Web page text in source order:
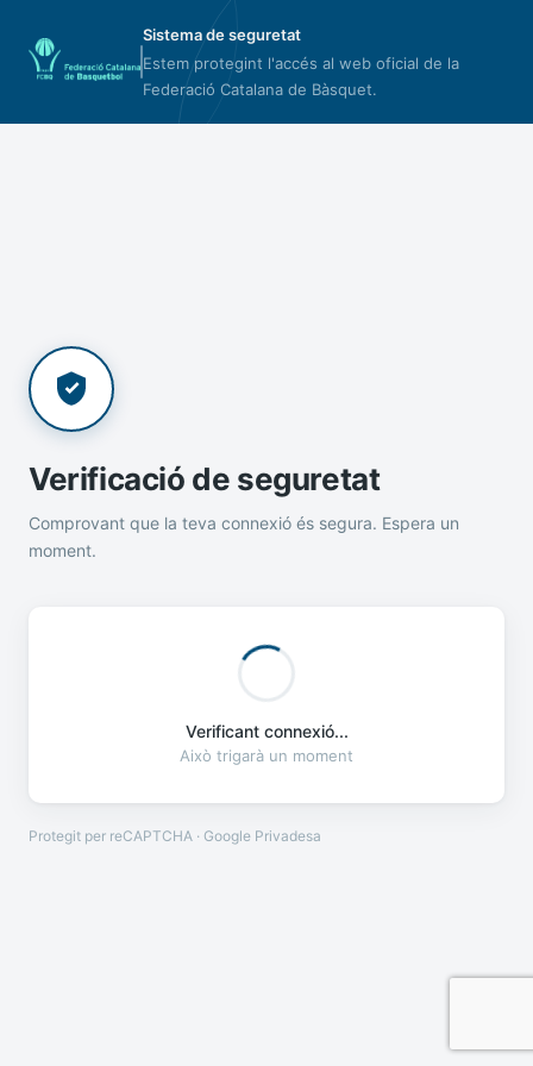
Sistema de seguretat
Estem protegint l'accés al web oficial de la
Federació Catalana de Bàsquet.
Verificació de seguretat
Comprovant que la teva connexió és segura. Espera un
moment.
Verificant connexió...
Això trigarà un moment
Protegit per reCAPTCHA · Google Privadesa